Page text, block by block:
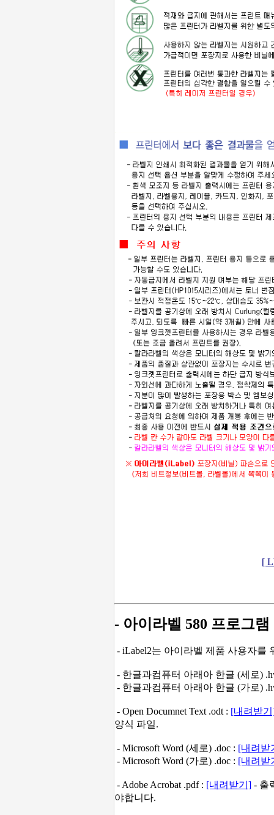
[
- 아이라벨 580 프로그
- iLabel2는 아이라벨 제품 사용자를
- 한글과컴퓨터 아래아 한글 (세로)
- 한글과컴퓨터 아래아 한글 (가로)
- Open Documnet Text .odt : [내려받
양식 파일.
- Microsoft Word (세로) .doc : [내려받
- Microsoft Word (가로) .doc : [내려받
- Adobe Acrobat .pdf : [내려받기] - 출
야합니다.